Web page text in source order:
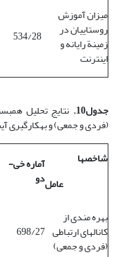
میزان آموزش
روستاییان در
زمینة رایانه و
اینترنت
534/28
جدول10.
(فردی و جمعی) و به‎کارگیری آی‎سی‎تی
شاخصها
عامل
آماره خی-
دو
بهره مندی از
کانالهای ارتباطی
(فردی و جمعی)
698/27